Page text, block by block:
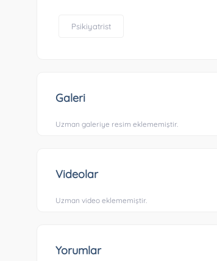
Psikiyatrist
Galeri
Uzman galeriye resim eklememiştir.
Videolar
Uzman video eklememiştir.
Yorumlar